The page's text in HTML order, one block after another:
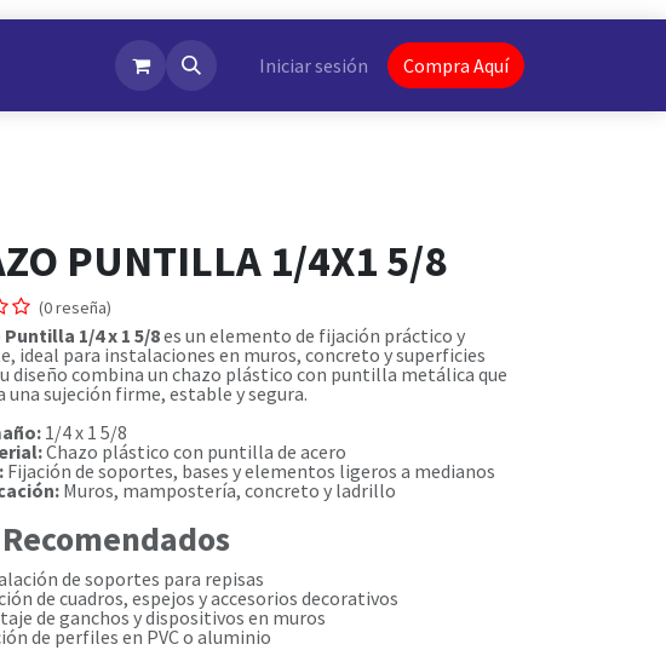
NotiFlash Iniciar sesión Compra Aquí
PUNTILLA 1/4X1 5/8
(0 reseña)
Puntilla 1/4 x 1 5/8es un elemento de fijación práctico y
ideal para instalaciones en muros, concreto y superficies
diseño combina un chazo plástico con puntilla metálica que
una sujeción firme, estable y segura.
1/4 x 1 5/8
Chazo plástico con puntilla de acero
Fijación de soportes, bases y elementos ligeros a medianos
Muros, mampostería, concreto y ladrillo
de soportes para repisas
de cuadros, espejos y accesorios decorativos
de ganchos y dispositivos en muros
de perfiles en PVC o aluminio